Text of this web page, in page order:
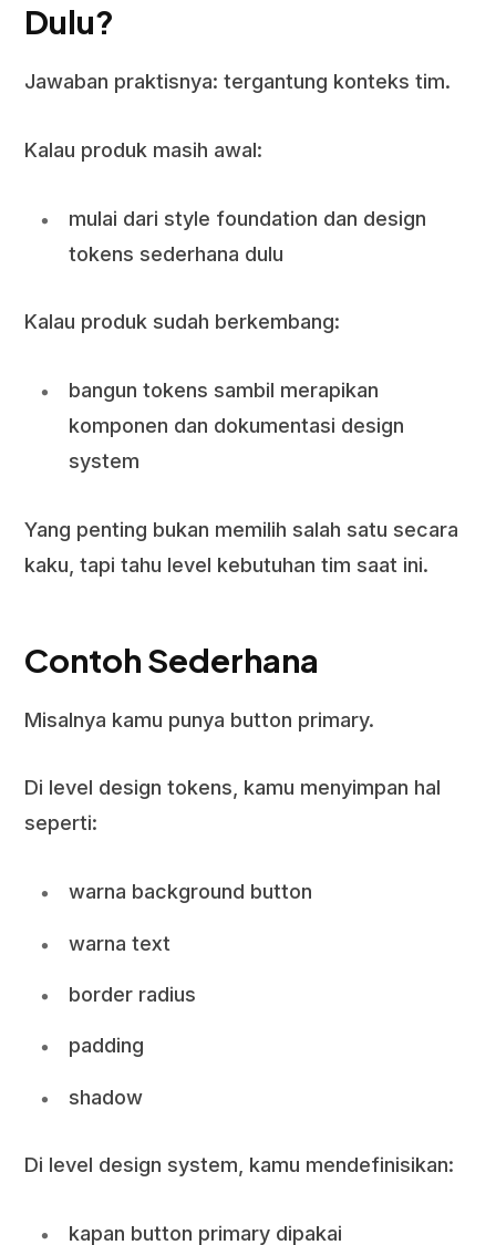
Dulu?
Jawaban praktisnya: tergantung konteks tim.
Kalau produk masih awal:
mulai dari style foundation dan design
tokens sederhana dulu
Kalau produk sudah berkembang:
bangun tokens sambil merapikan
komponen dan dokumentasi design
system
Yang penting bukan memilih salah satu secara
kaku, tapi tahu level kebutuhan tim saat ini.
Contoh Sederhana
Misalnya kamu punya button primary.
Di level design tokens, kamu menyimpan hal
seperti:
warna background button
warna text
border radius
padding
shadow
Di level design system, kamu mendefinisikan:
kapan button primary dipakai